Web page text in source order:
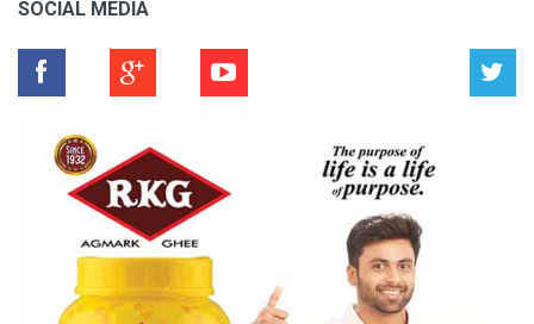
SOCIAL MEDIA